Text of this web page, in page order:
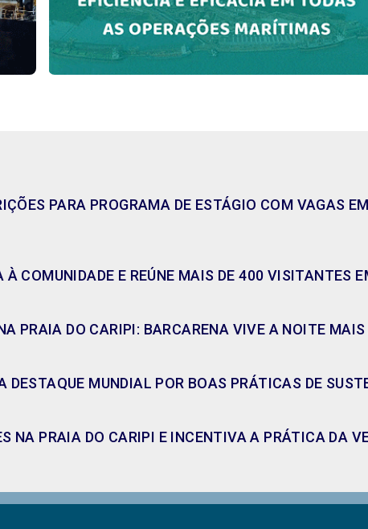
PARA PROGRAMA DE ESTÁGIO COM VAGAS
COMUNIDADE E REÚNE MAIS DE 400 VISITANTES
PRAIA DO CARIPI: BARCARENA VIVE A NOITE
DESTAQUE MUNDIAL POR BOAS PRÁTICAS DE
NA PRAIA DO CARIPI E INCENTIVA A PRÁTICA DA